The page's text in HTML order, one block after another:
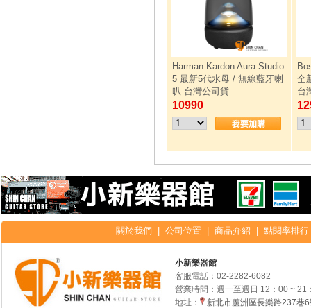
Harman Kardon Aura Studio
5 最新5代水母 / 無線藍牙喇
叭 台灣公司貨
10990
全
台
關於我們 公司位置 商品介紹 點閱率排行
小新樂器館
客服電話： 02-2282-6082
營業時間：週一至週日 12：00 ~ 21
地址：
新北市蘆洲區長樂路237巷